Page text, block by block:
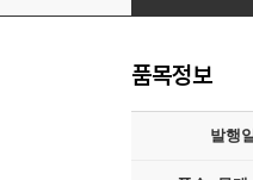
품목정보
발행